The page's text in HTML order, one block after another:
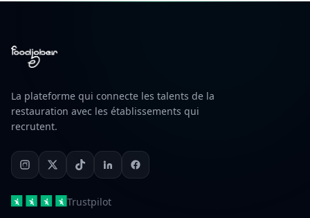
La plateforme qui connecte les talents de la
restauration avec les établissements qui
recrutent.
Trustpilot